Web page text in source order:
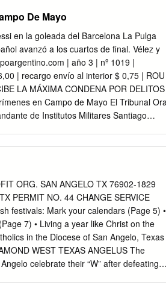
es colaboradora externa, y
ver el pecado en la vida de otro y tan
3 en uno mismo! que Dios «ha
dijo: «Mas sabemos que el mundo con
los que practican tales cosas «es
verdad» (vers.
De Mayo
en la goleada del Barcelona La Pulga
avanzó a los cuartos de final. Vélez y
| año 3 | nº 1019 |
| recargo envío al interior $ 0,75 | ROU
LA MÁXIMA CONDENA POR DELITOS
en Campo de Mayo El Tribunal
de Institutos Militares Santiago
8-9 Cristina calificó como una "parodia"
democratización de la justicia Malvinas
Un mensaje de los isleños a
Malvinas pág. 4-7 Por Claudio
Ganancias Los magistrados indicaron
Público abonen el tributo. » POLÍTICA
que el Estado Nacional El gobierno
lo que equivale a $ 100 por
ORG. SAN ANGELO TX 76902-1829
PERMIT NO. 44 CHANGE SERVICE
festivals: Mark your calendars (Page 5) •
7) • Living a year like Christ on the
in the Diocese of San Angelo, Texas
WEST TEXAS ANGELUS The
celebrate their “W” after defeating